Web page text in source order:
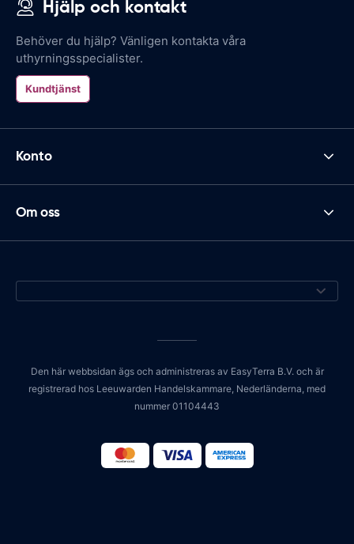
Hjälp och kontakt
Behöver du hjälp? Vänligen kontakta våra
uthyrningsspecialister.
Kundtjänst
Konto
Om oss
Den här webbsidan ägs och administreras av EasyTerra B.V. och är
registrerad hos Leeuwarden Handelskammare, Nederländerna, med
nummer 01104443